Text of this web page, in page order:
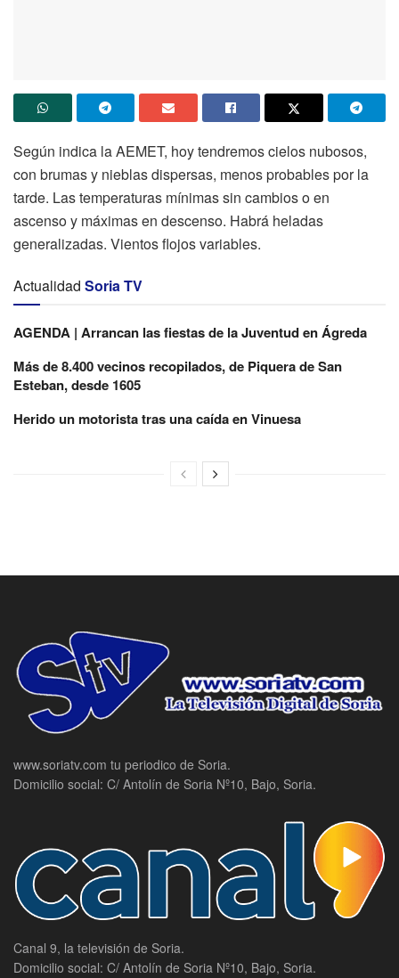
Según indica la AEMET, hoy tendremos cielos nubosos,
con brumas y nieblas dispersas, menos probables por la
tarde. Las temperaturas mínimas sin cambios o en
ascenso y máximas en descenso. Habrá heladas
generalizadas. Vientos flojos variables.
Actualidad Soria TV
AGENDA | Arrancan las fiestas de la Juventud en Ágreda
Más de 8.400 vecinos recopilados, de Piquera de San
Esteban, desde 1605
Herido un motorista tras una caída en Vinuesa
www.soriatv.com tu periodico de Soria.
Domicilio social: C/ Antolín de Soria Nº10, Bajo, Soria.
Canal 9, la televisión de Soria.
Domicilio social: C/ Antolín de Soria Nº10, Bajo, Soria.